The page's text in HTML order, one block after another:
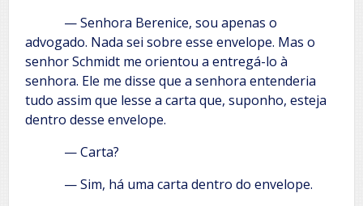
— Senhora Berenice, sou apenas o
advogado. Nada sei sobre esse envelope. Mas o
senhor Schmidt me orientou a entregá-lo à
senhora. Ele me disse que a senhora entenderia
tudo assim que lesse a carta que, suponho, esteja
dentro desse envelope.
— Carta?
— Sim, há uma carta dentro do envelope.